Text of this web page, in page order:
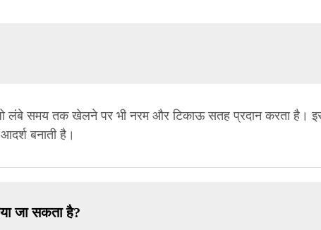
जो लंबे समय तक खेलने पर भी नरम और टिकाऊ सतह प्रदान करता है।
बनाती है।
जा सकता है?